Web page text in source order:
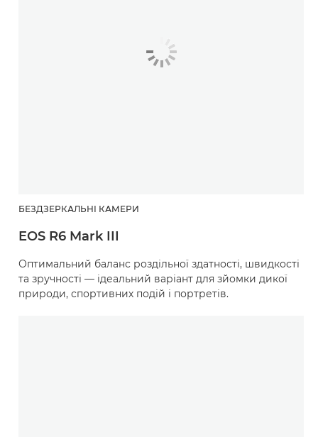
БЕЗДЗЕРКАЛЬНІ КАМЕРИ
EOS R6 Mark III
Оптимальний баланс роздільної здатності, швидкості
та зручності — ідеальний варіант для зйомки дикої
природи, спортивних подій і портретів.